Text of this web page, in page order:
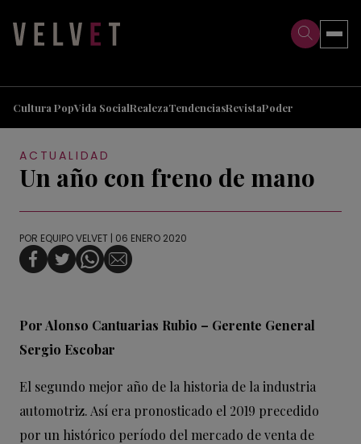
Cultura PopVida SocialRealezaTendenciasRevistaPoder
ACTUALIDAD
Un año con freno de mano
POR EQUIPO VELVET | 06 ENERO 2020
Por Alonso Cantuarias Rubio – Gerente General
Sergio Escobar
El segundo mejor año de la historia de la industria
automotriz. Así era pronosticado el 2019 precedido
por un histórico período del mercado de venta de